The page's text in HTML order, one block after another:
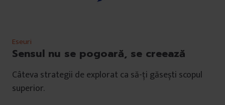
Eseuri
Sensul nu se pogoară, se creează
Câteva strategii de explorat ca să-ți găsești scopul
superior.